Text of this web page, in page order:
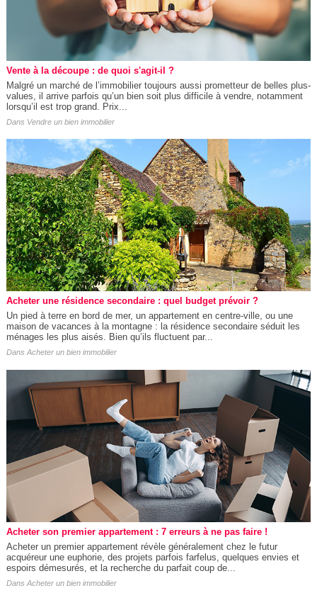
Vente à la découpe : de quoi s'agit-il ?
Malgré un marché de l’immobilier toujours aussi prometteur de belles plus-
values, il arrive parfois qu’un bien soit plus difficile à vendre, notamment
lorsqu’il est trop grand. Prix...
Dans Vendre un bien immobilier
Acheter une résidence secondaire : quel budget prévoir ?
Un pied à terre en bord de mer, un appartement en centre-ville, ou une
maison de vacances à la montagne : la résidence secondaire séduit les
ménages les plus aisés. Bien qu’ils fluctuent par...
DansAcheter un bien immobilier
Acheter son premier appartement : 7 erreurs à ne pas faire !
Acheter un premier appartement révèle généralement chez le futur
acquéreur une euphorie, des projets parfois farfelus, quelques envies et
espoirs démesurés, et la recherche du parfait coup de...
Dans Acheter un bien immobilier